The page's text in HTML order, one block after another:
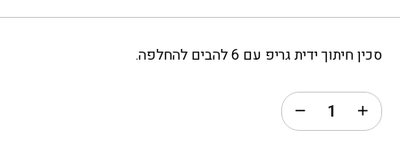
סכין חיתוך ידית גריפ עם 6 להבים להחלפה.